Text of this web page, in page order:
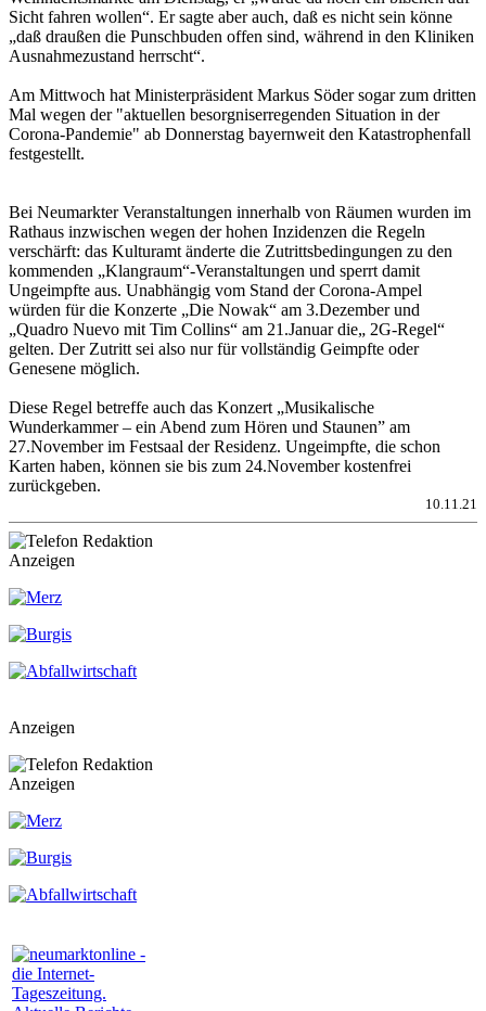
Sicht fahren wollen“. Er sagte aber auch, daß es nicht sein könne
„daß draußen die Punschbuden offen sind, während in den Kliniken
Ausnahmezustand herrscht“.
Am Mittwoch hat Ministerpräsident Markus Söder sogar zum dritten
Mal wegen der "aktuellen besorgniserregenden Situation in der
Corona-Pandemie" ab Donnerstag bayernweit den Katastrophenfall
festgestellt.
Bei Neumarkter Veranstaltungen innerhalb von Räumen wurden im
Rathaus inzwischen wegen der hohen Inzidenzen die Regeln
verschärft: das Kulturamt änderte die Zutrittsbedingungen zu den
kommenden „Klangraum“-Veranstaltungen und sperrt damit
Ungeimpfte aus. Unabhängig vom Stand der Corona-Ampel
würden für die Konzerte „Die Nowak“ am 3.Dezember und
„Quadro Nuevo mit Tim Collins“ am 21.Januar die„ 2G-Regel“
gelten. Der Zutritt sei also nur für vollständig Geimpfte oder
Genesene möglich.
Diese Regel betreffe auch das Konzert „Musikalische
Wunderkammer – ein Abend zum Hören und Staunen” am
27.November im Festsaal der Residenz. Ungeimpfte, die schon
Karten haben, können sie bis zum 24.November kostenfrei
zurückgeben.
10.11.21
Anzeigen
Anzeigen
Anzeigen